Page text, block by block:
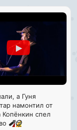
а Гуня
намонтил от
Копёнкин спел
🧨😏